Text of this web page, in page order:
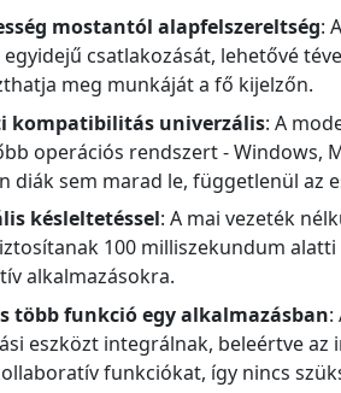
mostantól alapfelszereltség:
csatlakozását, lehetővé
meg munkáját a fő kijelzőn.
kompatibilitás univerzális: A
operációs rendszert - Windows,
diák sem marad le, függetlenül az
késleltetéssel: A mai vezeték
100 milliszekundum alatti
alkalmazásokra.
több funkció egy alkalmazásban:
eszközt integrálnak, beleértve az
funkciókat, így nincs